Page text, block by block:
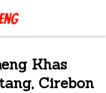
Khas
Cirebon